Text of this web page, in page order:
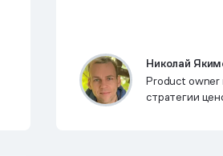
Николай
Product
стратегии